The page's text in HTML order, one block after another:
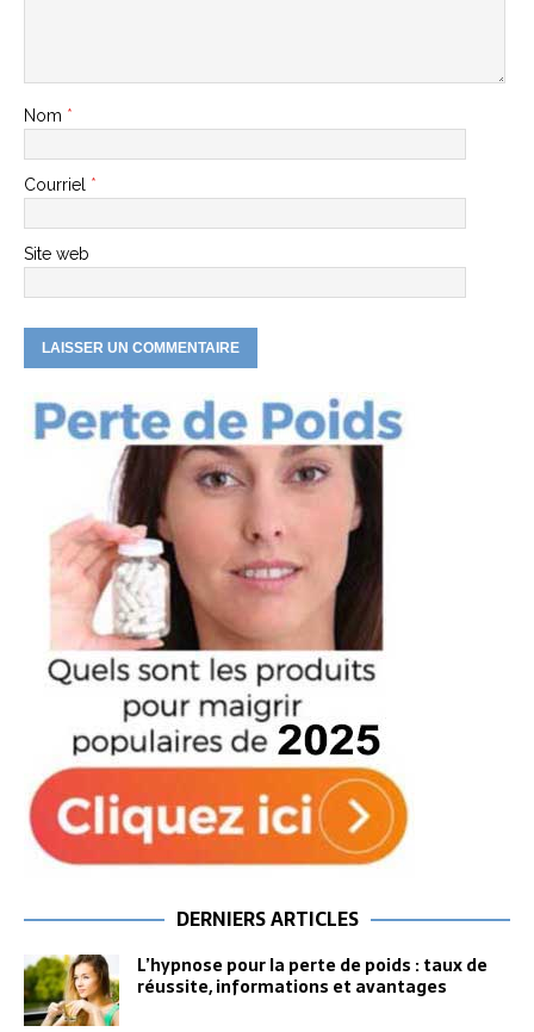
Nom *
Courriel *
Site web
DERNIERS ARTICLES
L’hypnose pour la perte de poids : taux de
réussite, informations et avantages